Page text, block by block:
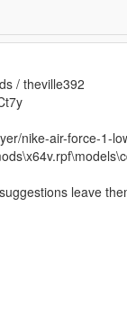
/ theville392
nike-air-force-1-
leave